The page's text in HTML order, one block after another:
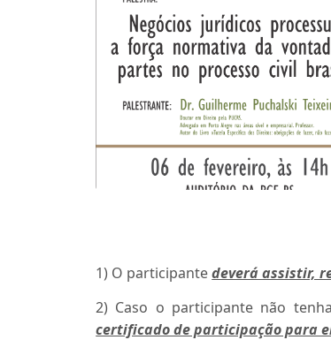
1) O participantedeverá assistir,
2) Caso o participante não
certificado de participação para